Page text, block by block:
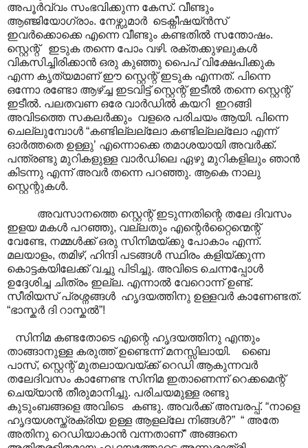
അപൂർവ്വം സംഭവിക്കുന്ന കേസ്. വീണ്ടും
ആഞ്ജിയോഗ്രാം. നേഴ്സുമാർ ടെക്നീഷയ്ൻസ്
ഇവർക്കൊക്കെ എന്നെ വീണ്ടും കണ്ടതിൽ സന്തോഷം.
സ്റ്റെന്റ് ഇടുക തന്നെ പോം വഴി. രക്തക്കുഴലുകൾ
വികസിച്ചിരിക്കാൻ ഒരു കുഞ്ഞു പൈപ് വിക്ഷേപിക്കുക
എന്ന കൃത്യമാണ് ഈ സ്റ്റെന്റ് ഇടുക എന്നത്. പിന്നെ
ഒന്നോ രണ്ടോ ആഴ്ച്ച ഇടവിട്ട് സ്റ്റെന്റ് ഇടീൽ തന്നെ സ്റ്റെന്റ്
ഇടീൽ. പലതവണ ഒരേ വാർഡിൽ കയറി ഇറങ്ങി
അവിടത്തെ സകലർക്കും വളരെ പരിചയം ആയി. പിന്നെ
ചെല്ലുമ്പോൾ “കണ്ടില്ലല്ലോ കണ്ടില്ലല്ലോ എന്ന്
ഓർത്തതെ ഉള്ളു’ എന്നൊക്കെ തമാശയായി അവർക്ക്.
പന്ത്രണ്ടു മുറികളുള്ള വാർഡിലെ ഏഴു മുറികളിലും ഞാൻ
കിടന്നു എന്ന് അവർ തന്നെ പറഞ്ഞു. ആകെ നാലു
സ്റ്റെന്റുകൾ.
അവസാനത്തെ സ്റ്റെന്റ് ഇടുന്നതിന്റെ തലേ ദിവസം
ഇളയ മകൾ പറഞ്ഞു, വല്ലതും എന്റെർറ്റൈന്മെന്റ്
വേണ്ടേ, നമ്മൾക്ക് ഒരു സിനിമയ്ക്കു പോകാം എന്ന്.
മലയാളം, തമിഴ്, ഹിന്ദി പടങ്ങൾ സ്ഥിരം കളിയ്ക്കുന്ന
കൊട്ടകയിലേക്ക് വച്ചു പിടിച്ചു. അവിടെ ചെന്നപ്പോൾ
ഉദ്ദേശിച്ച ചിത്രം ഇല്ല. എന്നാൽ വേറൊന്ന് ഉണ്ട്.
സീരിയസ് പ്രശ്നങ്ങൾ ഹൃദയത്തിനു ഉള്ളവർ കാണേണ്ടത്.
“ഭാസ്കർ ദി റാസ്കൽ”!
സിനിമ കണ്ടതോടെ എന്റെ ഹൃദയത്തിനു എന്തും
താങ്ങാനുള്ള കരുത്ത് ഉണ്ടെന്ന് മനസ്സിലായി. ബൈ
പാസ്, സ്റ്റെന്റ് മുതലായവയ്ക്ക് റെഡി ആകുന്നവർ
തലേദിവസം കാണേണ്ട സിനിമ ഇതാണെന്ന് റെക്കമെന്റ്
ചെയ്യാൻ തീരുമാനിച്ചു. പരിചയമുള്ള രണ്ടു
കുടുംബങ്ങളെ അവിടെ കണ്ടു. അവർക്ക് അമ്പരപ്പ്. “നാളെ
ഹൃദയശസ്ത്രക്രിയ ഉള്ള ആളല്ലേ നിങ്ങൾ?” “ അതേ
അതിനു റെഡിയാകാൻ വന്നതാണ്” അങ്ങനെ